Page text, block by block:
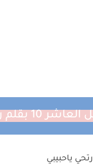
رنا سعيد
ياحبيبي